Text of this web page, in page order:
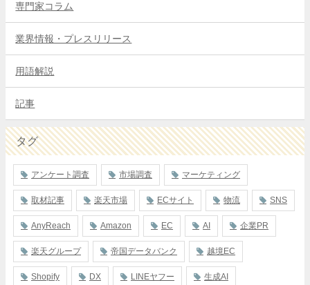
専門家コラム
業界情報・プレスリリース
用語解説
記事
タグ
アンケート調査 市場調査 マーケティング
取材記事 楽天市場 ECサイト 物流 SNS
AnyReach Amazon EC AI 企業PR
楽天グループ 帝国データバンク 越境EC
Shopify DX LINEヤフー 生成AI